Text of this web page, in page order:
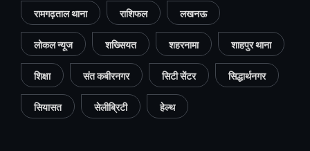
रामगढ़ताल थाना राशिफल लखनऊ
लोकल न्यूज शख्सियत शहरनामा शाहपुर थाना
शिक्षा संत कबीरनगर सिटी सेंटर सिद्धार्थनगर
सियासत सेलीब्रिटी हेल्थ